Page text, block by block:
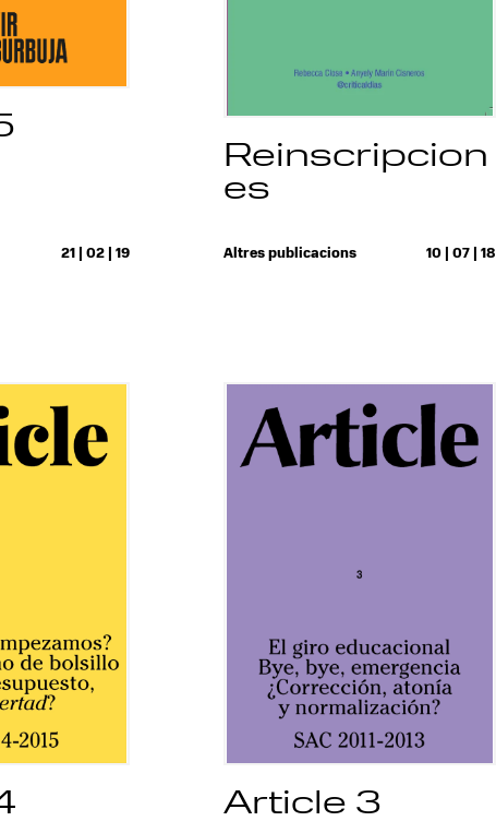
21 | 02 | 19
Reinscripcion
es
Altres publicacions 10 | 07 | 18
Article 3